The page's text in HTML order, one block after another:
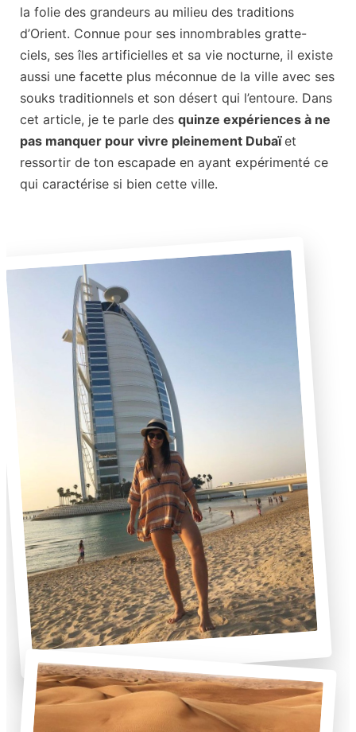
la folie des grandeurs au milieu des traditions
d’Orient. Connue pour ses innombrables gratte-
ciels, ses îles artificielles et sa vie nocturne, il existe
aussi une facette plus méconnue de la ville avec ses
souks traditionnels et son désert qui l’entoure. Dans
cet article, je te parle des quinze expériences à ne
pas manquer pour vivre pleinement Dubaïet
ressortir de ton escapade en ayant expérimenté ce
qui caractérise si bien cette ville.